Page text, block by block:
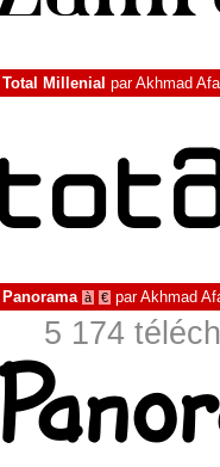
Total Millenial parAkhmad
Panorama à € parAkhmad
5 174